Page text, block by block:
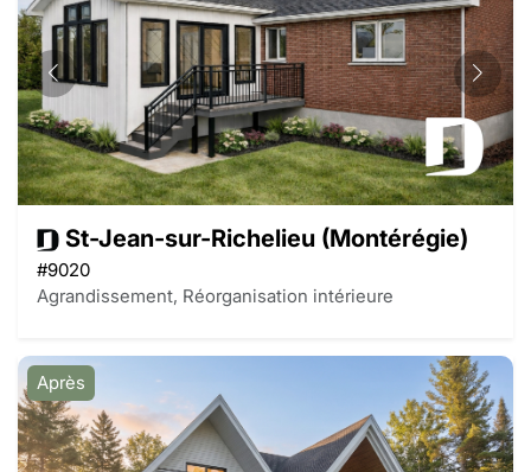
St-Jean-sur-Richelieu (Montérégie)
#9020
Agrandissement, Réorganisation intérieure
Après